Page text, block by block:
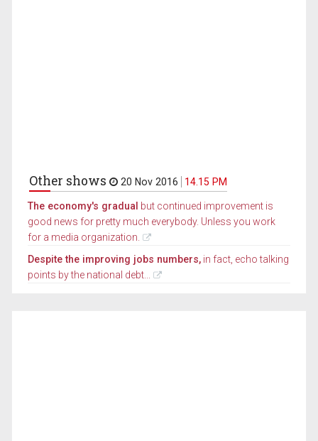
Other shows 20 Nov 2016 14.15 PM
The economy's gradual but continued improvement is
good news for pretty much everybody. Unless you work
for a media organization.
Despite the improving jobs numbers, in fact, echo talking
points by the national debt...